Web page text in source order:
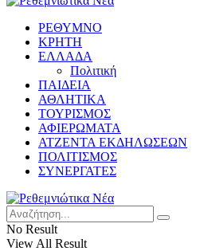
ΡΕΘΥΜΝΟ
ΚΡΗΤΗ
ΕΛΛΑΔΑ
Πολιτική
ΠΑΙΔΕΙΑ
ΑΘΛΗΤΙΚΑ
ΤΟΥΡΙΣΜΟΣ
ΑΦΙΕΡΩΜΑΤΑ
ΑΤΖΕΝΤΑ ΕΚΔΗΛΩΣΕΩΝ
ΠΟΛΙΤΙΣΜΟΣ
ΣΥΝΕΡΓΑΤΕΣ
No Result
View All Result